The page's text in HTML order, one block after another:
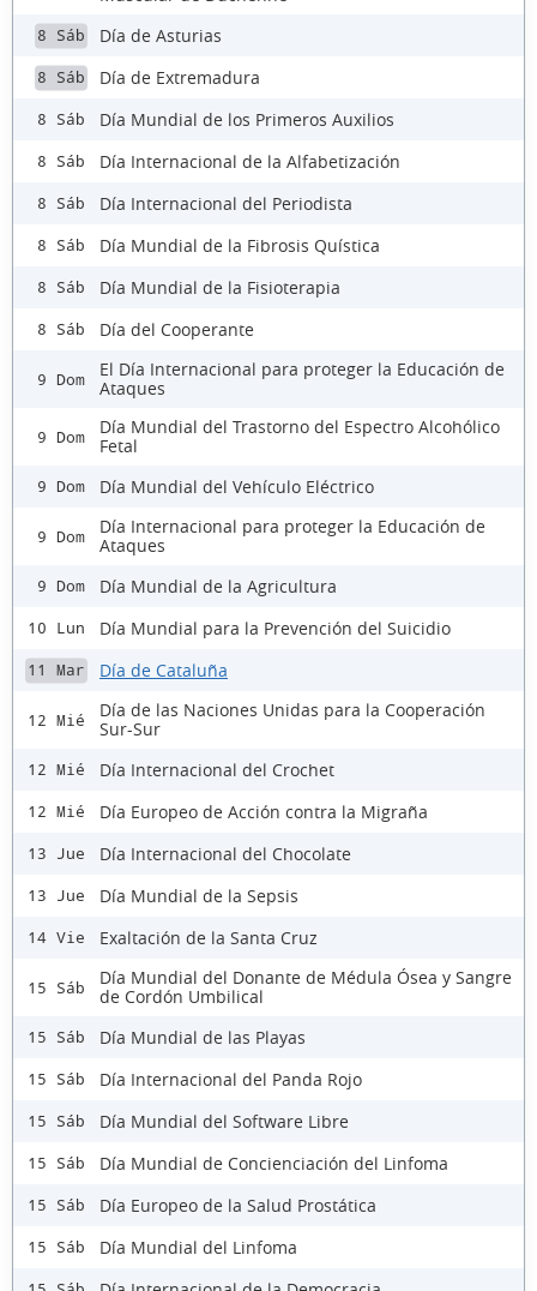
8 Sáb Día de Asturias
8 Sáb Día de Extremadura
8 Sáb Día Mundial de los Primeros Auxilios
8 Sáb Día Internacional de la Alfabetización
8 Sáb Día Internacional del Periodista
8 Sáb Día Mundial de la Fibrosis Quística
8 Sáb Día Mundial de la Fisioterapia
8 Sáb Día del Cooperante
9 Dom
El Día Internacional para proteger la Educación de
Ataques
9 Dom
Día Mundial del Trastorno del Espectro Alcohólico
Fetal
9 Dom Día Mundial del Vehículo Eléctrico
9 Dom
Día Internacional para proteger la Educación de
Ataques
9 Dom Día Mundial de la Agricultura
10 Lun Día Mundial para la Prevención del Suicidio
11 Mar Día de Cataluña
12 Mié
Día de las Naciones Unidas para la Cooperación
Sur-Sur
12 Mié Día Internacional del Crochet
12 Mié Día Europeo de Acción contra la Migraña
13 Jue Día Internacional del Chocolate
13 Jue Día Mundial de la Sepsis
14 Vie Exaltación de la Santa Cruz
15 Sáb
Día Mundial del Donante de Médula Ósea y Sangre
de Cordón Umbilical
15 Sáb Día Mundial de las Playas
15 Sáb Día Internacional del Panda Rojo
15 Sáb Día Mundial del Software Libre
15 Sáb Día Mundial de Concienciación del Linfoma
15 Sáb Día Europeo de la Salud Prostática
15 Sáb Día Mundial del Linfoma